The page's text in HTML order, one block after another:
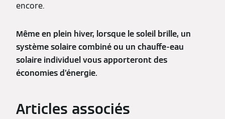
encore.
Même en plein hiver, lorsque le soleil brille, un
système solaire combiné ou un chauffe-eau
solaire individuel vous apporteront des
économies d’énergie.
Articles associés